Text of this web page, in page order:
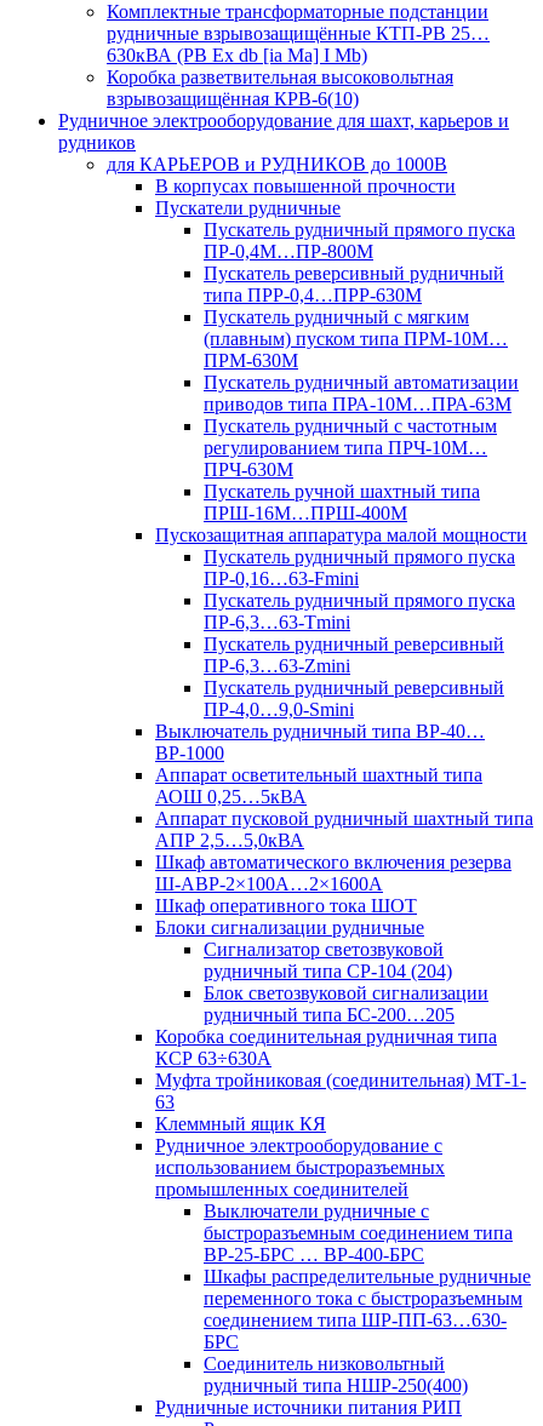
Комплектные трансформаторные подстанции
рудничные взрывозащищённые КТП-РВ 25…
630кВА (РВ Ex db [ia Ma] I Mb)
Коробка разветвительная высоковольтная
взрывозащищённая КРВ-6(10)
Рудничное электрооборудование для шахт, карьеров и
рудников
для КАРЬЕРОВ и РУДНИКОВ до 1000В
В корпусах повышенной прочности
Пускатели рудничные
Пускатель рудничный прямого пуска
ПР-0,4М…ПР-800М
Пускатель реверсивный рудничный
типа ПРР-0,4…ПРР-630М
Пускатель рудничный с мягким
(плавным) пуском типа ПРМ-10М…
ПРМ-630М
Пускатель рудничный автоматизации
приводов типа ПРА-10М…ПРА-63М
Пускатель рудничный с частотным
регулированием типа ПРЧ-10М…
ПРЧ-630М
Пускатель ручной шахтный типа
ПРШ-16М…ПРШ-400М
Пускозащитная аппаратура малой мощности
Пускатель рудничный прямого пуска
ПР-0,16…63-Fmini
Пускатель рудничный прямого пуска
ПР-6,3…63-Tmini
Пускатель рудничный реверсивный
ПР-6,3…63-Zmini
Пускатель рудничный реверсивный
ПР-4,0…9,0-Smini
Выключатель рудничный типа ВР-40…
ВР-1000
Аппарат осветительный шахтный типа
АОШ 0,25…5кВА
Аппарат пусковой рудничный шахтный типа
АПР 2,5…5,0кВА
Шкаф автоматического включения резерва
Ш-АВР-2×100А…2×1600А
Шкаф оперативного тока ШОТ
Блоки сигнализации рудничные
Сигнализатор светозвуковой
рудничный типа СР-104 (204)
Блок светозвуковой сигнализации
рудничный типа БС-200…205
Коробка соединительная рудничная типа
КСР 63÷630А
Муфта тройниковая (соединительная) МТ-1-
63
Клеммный ящик КЯ
Рудничное электрооборудование с
использованием быстроразъемных
промышленных соединителей
Выключатели рудничные с
быстроразъемным соединением типа
ВР-25-БРС … ВР-400-БРС
Шкафы распределительные рудничные
переменного тока с быстроразъемным
соединением типа ШР-ПП-63…630-
БРС
Соединитель низковольтный
рудничный типа НШР-250(400)
Рудничные источники питания РИП